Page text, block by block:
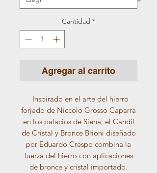
Cantidad *
Agregar al carrito
Inspirado en el arte del hierro
forjado de Niccolo Grosso Caparra
en los palacios de Siena, el Candil
de Cristal y Bronce Brioni diseñado
por Eduardo Crespo combina la
fuerza del hierro con aplicaciones
de bronce y cristal importado.